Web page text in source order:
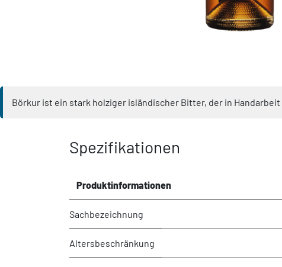
Börkur ist ein stark holziger isländischer Bitter, der in
Spezifikationen
Produktinformationen
Sachbezeichnung
Altersbeschränkung